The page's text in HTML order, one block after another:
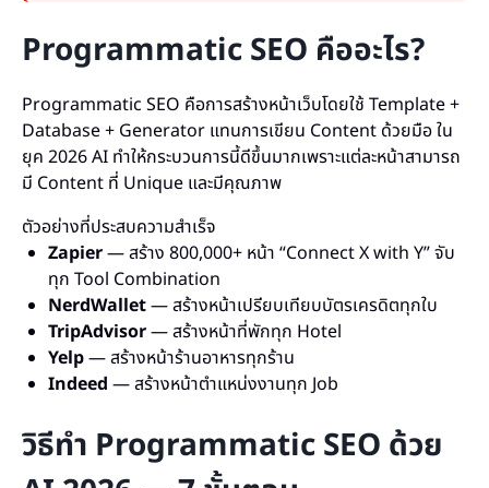
Programmatic SEO คืออะไร?
Programmatic SEO คือการสร้างหน้าเว็บโดยใช้ Template +
Database + Generator แทนการเขียน Content ด้วยมือ ใน
ยุค 2026 AI ทำให้กระบวนการนี้ดีขึ้นมากเพราะแต่ละหน้าสามารถ
มี Content ที่ Unique และมีคุณภาพ
ตัวอย่างที่ประสบความสำเร็จ
Zapier— สร้าง 800,000+ หน้า “Connect X with Y” จับ
ทุก Tool Combination
NerdWallet— สร้างหน้าเปรียบเทียบบัตรเครดิตทุกใบ
TripAdvisor— สร้างหน้าที่พักทุก Hotel
Yelp— สร้างหน้าร้านอาหารทุกร้าน
Indeed — สร้างหน้าตำแหน่งงานทุก Job
วิธีทำ Programmatic SEO ด้วย